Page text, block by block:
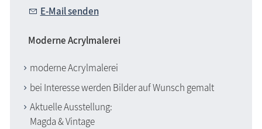
E-Mail senden
Moderne Acrylmalerei
moderne Acrylmalerei
bei Interesse werden Bilder auf Wunsch gemalt
Aktuelle Ausstellung:
Magda & Vintage